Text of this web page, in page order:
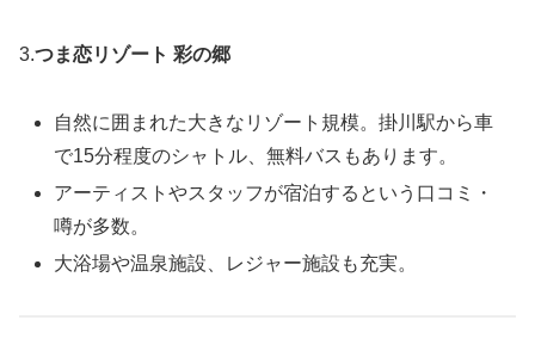
3.つま恋リゾート 彩の郷
自然に囲まれた大きなリゾート規模。掛川駅から車
で15分程度のシャトル、無料バスもあります。
アーティストやスタッフが宿泊するという口コミ・
噂が多数。
大浴場や温泉施設、レジャー施設も充実。